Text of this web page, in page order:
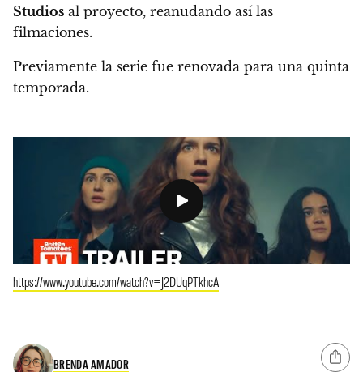
Studios al proyecto, reanudando así las
filmaciones.
Previamente la serie fue renovada para una quinta
temporada.
https://www.youtube.com/watch?v=J2DUqPTkhcA
BRENDA AMADOR